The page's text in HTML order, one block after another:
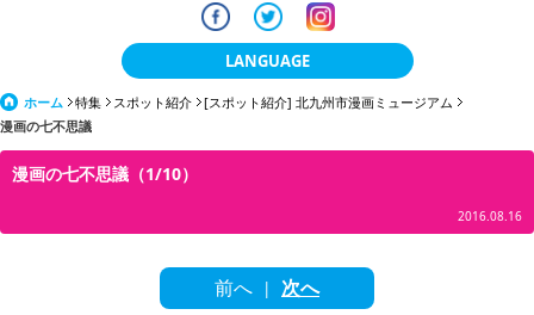
LANGUAGE
日本語
한국어
English
ホーム 特集 スポット紹介
[スポット紹介] 北九州市漫画ミュージアム
漫画の七不思議
漫画の七不思議（1/10）
2016.08.16
前へ | 次へ